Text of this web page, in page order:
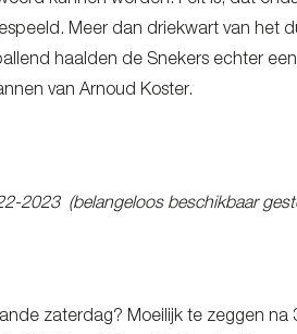
Meer dan driekwart van het
haalden de Snekers echter
van Arnoud Koster.
2023 (belangeloos beschikbaar
zaterdag? Moeilijk te zeggen na 3